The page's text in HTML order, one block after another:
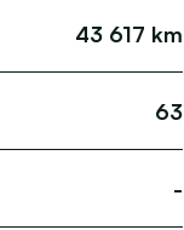
43 617 km
63
-